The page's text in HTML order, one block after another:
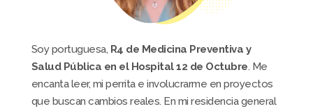
Soy portuguesa, R4 de Medicina Preventiva y
Salud Pública en el Hospital 12 de Octubre. Me
encanta leer, mi perrita e involucrarme en proyectos
que buscan cambios reales. En mi residencia general